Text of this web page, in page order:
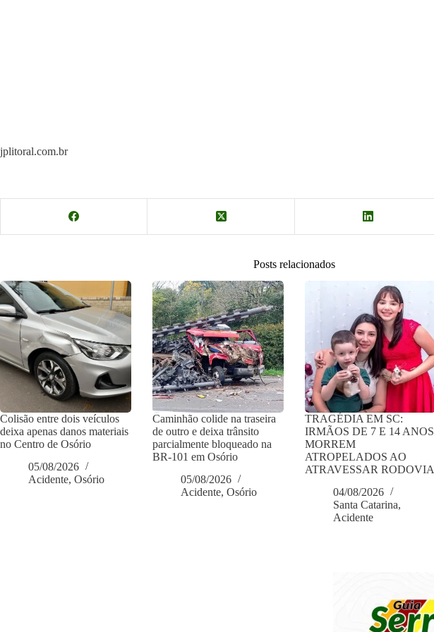
jplitoral.com.br
Posts relacionados
Colisão entre dois veículos
deixa apenas danos materiais
no Centro de Osório
05/08/2026
Acidente, Osório
Caminhão colide na traseira
de outro e deixa trânsito
parcialmente bloqueado na
BR-101 em Osório
05/08/2026
Acidente,Osório
TRAGÉDIA EM SC:
IRMÃOS DE 7 E 14 ANOS
MORREM
ATROPELADOS AO
ATRAVESSAR RODOVIA
04/08/2026
Santa Catarina,
Acidente